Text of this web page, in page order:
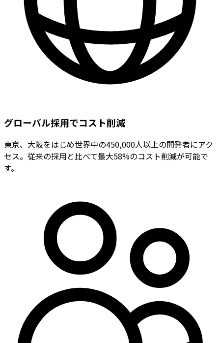
グローバル採用でコスト削減
東京、大阪をはじめ世界中の450,000人以上の開発者にアク
セス。従来の採用と比べて最大58%のコスト削減が可能で
す。